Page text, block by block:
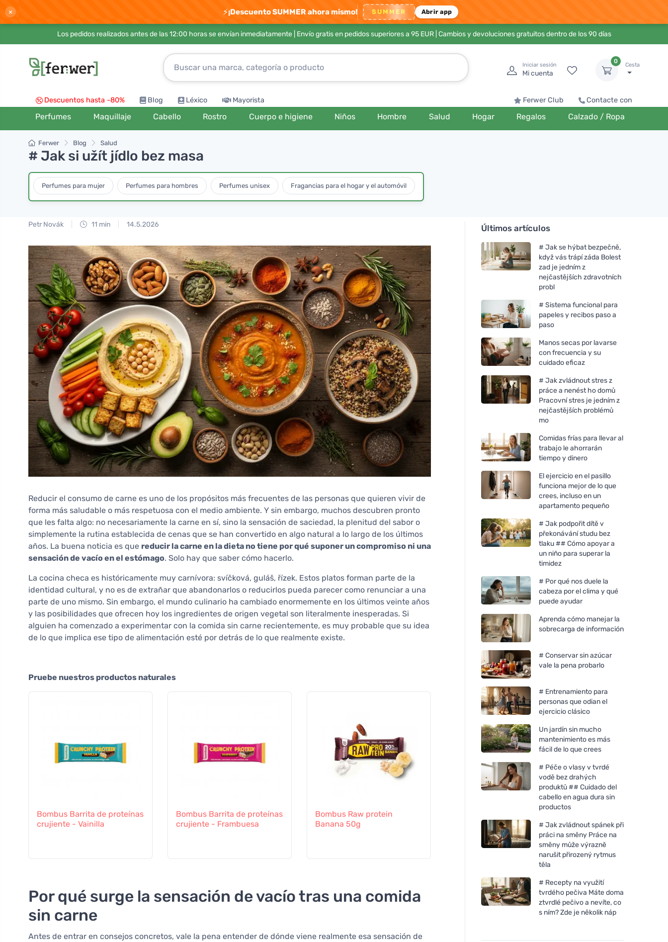
× ⚡¡Descuento SUMMER ahora mismo! SUMMER Abrir app
Los pedidos realizados antes de las 12:00 horas se envían inmediatamente | Envío gratis en pedidos superiores a 95 EUR| Cambios y devoluciones gratuitos dentro de los 90 días
Iniciar sesión
Mi cuenta
0
Cesta
Descuentos hasta -80% Blog Léxico Mayorista Ferwer Club Contacte con
Perfumes Maquillaje Cabello Rostro Cuerpo e higiene Niños Hombre Salud Hogar Regalos Calzado / Ropa
Ferwer Blog Salud
# Jak si užít jídlo bez masa
Perfumes para mujer Perfumes para hombres Perfumes unisex Fragancias para el hogar y el automóvil
Petr Novák 11 min 14.5.2026
Reducir el consumo de carne es uno de los propósitos más frecuentes de las personas que quieren vivir de
forma más saludable o más respetuosa con el medio ambiente. Y sin embargo, muchos descubren pronto
que les falta algo: no necesariamente la carne en sí, sino la sensación de saciedad, la plenitud del sabor o
simplemente la rutina establecida de cenas que se han convertido en algo natural a lo largo de los últimos
años. La buena noticia es que reducir la carne en la dieta no tiene por qué suponer un compromiso ni una
sensación de vacío en el estómago. Solo hay que saber cómo hacerlo.
La cocina checa es históricamente muy carnívora: svíčková, guláš, řízek. Estos platos forman parte de la
identidad cultural, y no es de extrañar que abandonarlos o reducirlos pueda parecer como renunciar a una
parte de uno mismo. Sin embargo, el mundo culinario ha cambiado enormemente en los últimos veinte años
y las posibilidades que ofrecen hoy los ingredientes de origen vegetal son literalmente inesperadas. Si
alguien ha comenzado a experimentar con la comida sin carne recientemente, es muy probable que su idea
de lo que implica ese tipo de alimentación esté por detrás de lo que realmente existe.
Pruebe nuestros productos naturales
Bombus Barrita de proteínas
crujiente - Vainilla
Bombus Barrita de proteínas
crujiente - Frambuesa
Bombus Raw protein
Banana 50g
Bombus Raw protein Cocoa
beans 50g
butter 50g
Por qué surge la sensación de vacío tras una comida
sin carne
Antes de entrar en consejos concretos, vale la pena entender de dónde viene realmente esa sensación de
Últimos artículos
# Jak se hýbat bezpečně,
když vás trápí záda Bolest
zad je jedním z
nejčastějších zdravotních
probl
# Sistema funcional para
papeles y recibos paso a
paso
Manos secas por lavarse
con frecuencia y su
cuidado eficaz
# Jak zvládnout stres z
práce a nenést ho domů
Pracovní stres je jedním z
nejčastějších problémů
mo
Comidas frías para llevar al
trabajo le ahorrarán
tiempo y dinero
El ejercicio en el pasillo
funciona mejor de lo que
crees, incluso en un
apartamento pequeño
# Jak podpořit dítě v
překonávání studu bez
tlaku ## Cómo apoyar a
un niño para superar la
timidez
# Por qué nos duele la
cabeza por el clima y qué
puede ayudar
Aprenda cómo manejar la
sobrecarga de información
# Conservar sin azúcar
vale la pena probarlo
# Entrenamiento para
personas que odian el
ejercicio clásico
Un jardín sin mucho
mantenimiento es más
fácil de lo que crees
# Péče o vlasy v tvrdé
vodě bez drahých
produktů ## Cuidado del
cabello en agua dura sin
productos
# Jak zvládnout spánek při
práci na směny Práce na
směny může výrazně
narušit přirozený rytmus
těla
# Recepty na využití
tvrdého pečiva Máte doma
ztvrdlé pečivo a nevíte, co
s ním? Zde je několik náp